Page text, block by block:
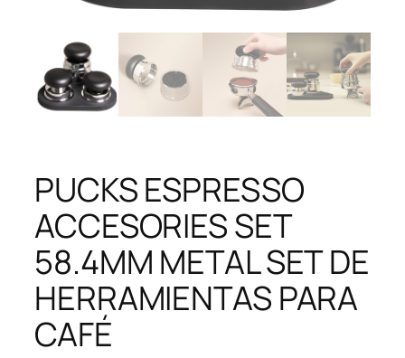
PUCKS ESPRESSO
ACCESORIES SET
58.4MM METAL SET DE
HERRAMIENTAS PARA
CAFÉ